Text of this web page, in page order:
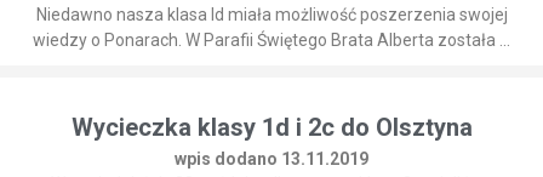
Niedawno nasza klasa Id miała możliwość poszerzenia swojej
wiedzy o Ponarach. W Parafii Świętego Brata Alberta została ...
Wycieczka klasy 1d i 2c do Olsztyna
wpis dodano 13.11.2019